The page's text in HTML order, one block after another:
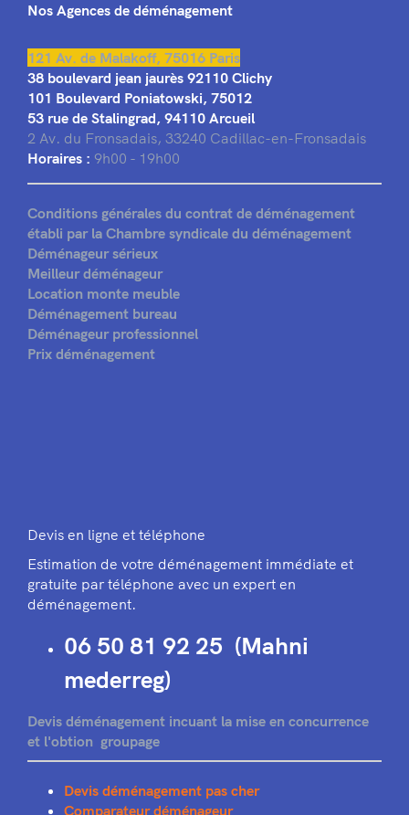
Nos Agences de déménagement
121 Av. de Malakoff, 75016 Paris
38 boulevard jean jaurès 92110 Clichy
101 Boulevard Poniatowski, 75012
53 rue de Stalingrad, 94110 Arcueil
2 Av. du Fronsadais, 33240 Cadillac-en-Fronsadais
Horaires : 9h00 - 19h00
Conditions générales du contrat de déménagement
établi par la Chambre syndicale du déménagement
Déménageur sérieux
Meilleur déménageur
Location monte meuble
Déménagement bureau
Déménageur professionnel
Prix déménagement
Devis en ligne et téléphone
Estimation de votre déménagement immédiate et
gratuite par téléphone avec un expert en
déménagement.
06 50 81 92 25 (Mahni
mederreg)
Devis déménagement incuant la mise en concurrence
et l'obtion groupage
Devis déménagement pas cher
Comparateur déménageur